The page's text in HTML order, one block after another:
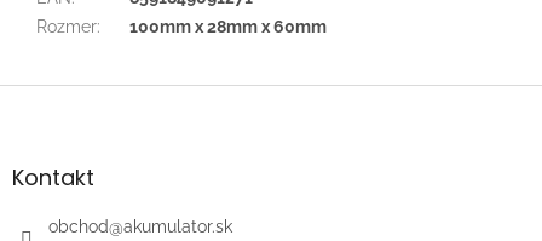
Rozmer: 100mm x 28mm x 60mm
Z
äKontakt
obchod@akumulator.sk